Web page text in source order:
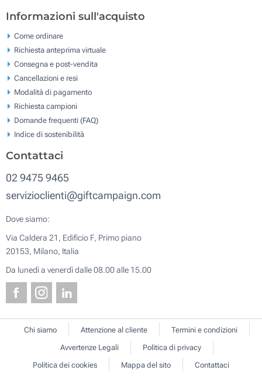
Informazioni sull'acquisto
Come ordinare
Richiesta anteprima virtuale
Consegna e post-vendita
Cancellazioni e resi
Modalità di pagamento
Richiesta campioni
Domande frequenti (FAQ)
Indice di sostenibilità
Contattaci
02 9475 9465
servizioclienti@giftcampaign.com
Dove siamo:
Via Caldera 21, Edificio F, Primo piano
20153, Milano, Italia
Da lunedì a venerdì dalle 08.00 alle 15.00
Chi siamo Attenzione al cliente
Termini e condizioni
Avvertenze Legali
Politica di privacy
Politica dei cookies
Mappa del sito Contattaci